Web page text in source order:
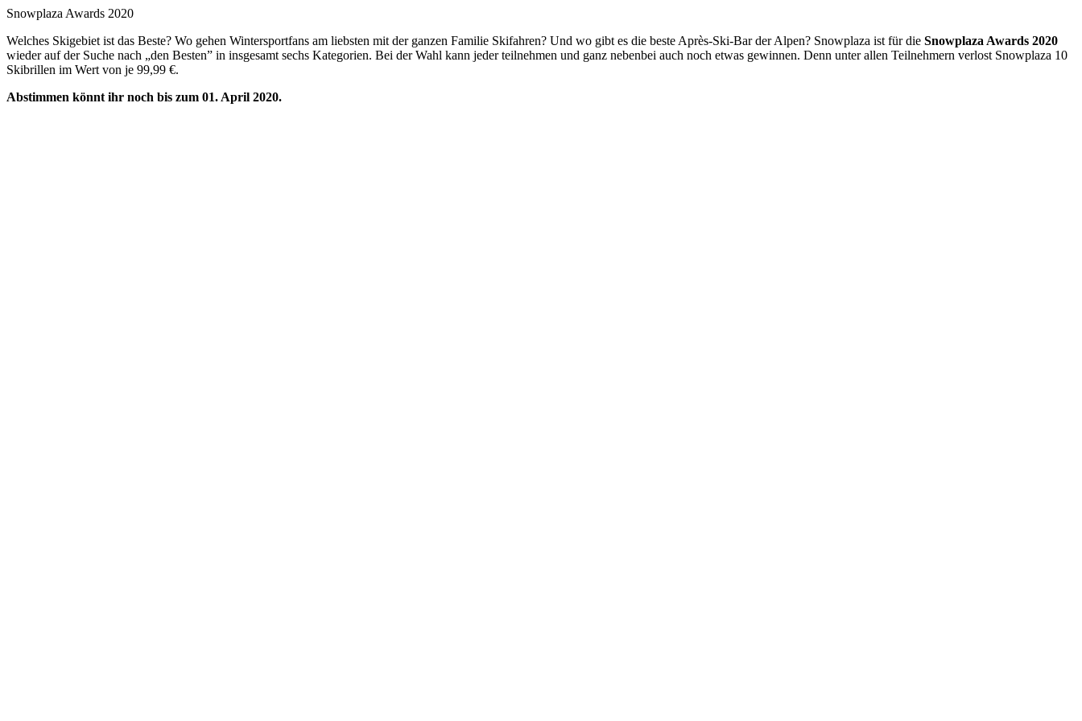
Snowplaza Awards 2020
Welches Skigebiet ist das Beste? Wo gehen Wintersportfans am liebsten mit der ganzen Familie Skifahren? Und wo gibt es die beste Après-Ski-Bar der Alpen? Snowplaza ist für die Snowplaza Awards 2020
wieder auf der Suche nach „den Besten” in insgesamt sechs Kategorien. Bei der Wahl kann jeder teilnehmen und ganz nebenbei auch noch etwas gewinnen. Denn unter allen Teilnehmern verlost Snowplaza 10
Skibrillen im Wert von je 99,99 €.
Abstimmen könnt ihr noch bis zum 01. April 2020.